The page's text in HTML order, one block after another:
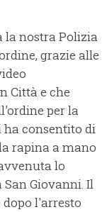
la nostra Polizia
grazie alle
Città e che
per la
ha consentito di
rapina a mano
lo
San Giovanni. Il
l'arresto